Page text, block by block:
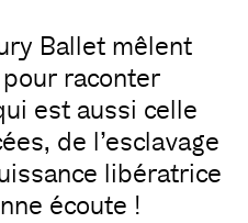
Ballet mêlent
raconter
est aussi celle
de l’esclavage
libératrice
écoute !